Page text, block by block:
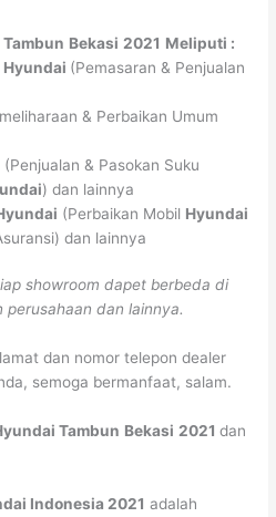
Bekasi 2021 Meliputi :
Hyundai (Pemasaran & Penjualan
& Perbaikan Umum
(Penjualan & Pasokan Suku
) dan lainnya
(Perbaikan Mobil Hyundai
dan lainnya
showroom dapet berbeda di
perusahaan dan lainnya.
dan nomor telepon dealer
semoga bermanfaat, salam.
Tambun Bekasi 2021dan
Indonesia 2021 adalah